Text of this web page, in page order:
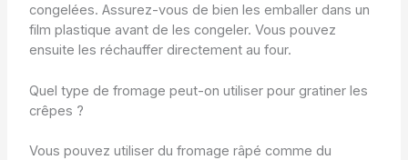
congelées. Assurez-vous de bien les emballer dans un
film plastique avant de les congeler. Vous pouvez
ensuite les réchauffer directement au four.
Quel type de fromage peut-on utiliser pour gratiner les
crêpes ?
Vous pouvez utiliser du fromage râpé comme du